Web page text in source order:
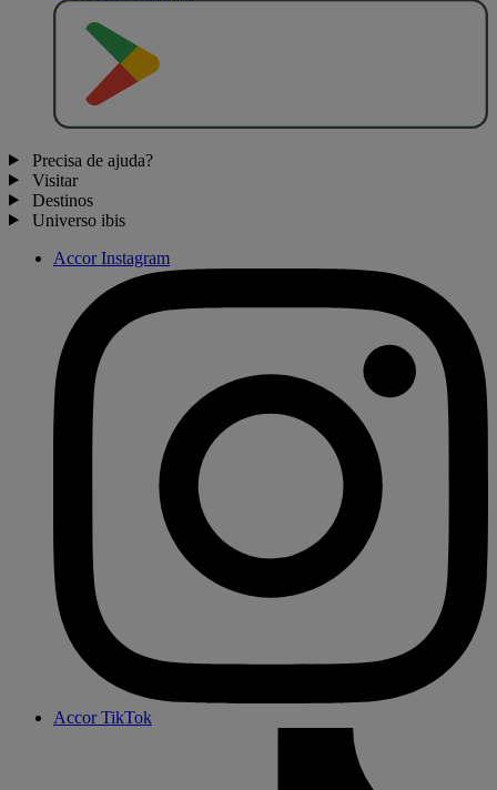
Precisa de ajuda?
Visitar
Destinos
Universo ibis
Accor Instagram
Accor TikTok